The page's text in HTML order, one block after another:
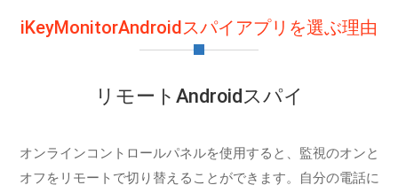
iKeyMonitorAndroidスパイアプリを選ぶ理由
リモートAndroidスパイ
オンラインコントロールパネルを使用すると、監視のオンと
オフをリモートで切り替えることができます。自分の電話に